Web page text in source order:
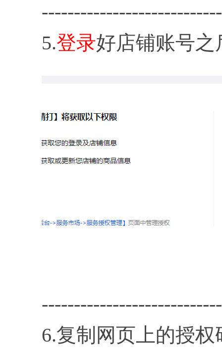
5.登录好店铺账号之
6.复制网页上的授